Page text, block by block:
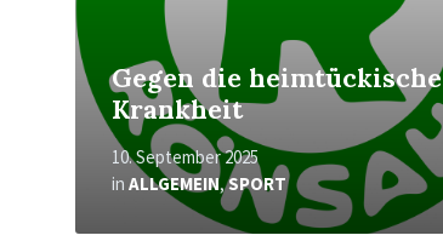
Gegen die heimtückische
Krankheit
10. September 2025
in ALLGEMEIN,SPORT